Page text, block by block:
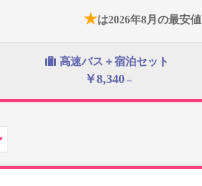
★は2026年8月の最安値
高速バス＋宿泊セット
￥8,340 ～